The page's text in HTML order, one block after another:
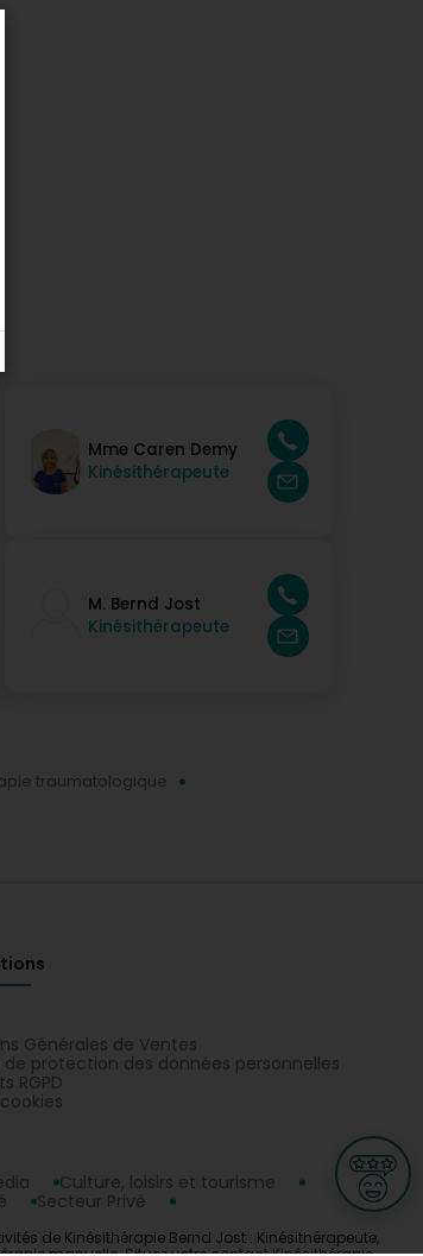
Mme Caren Demy
Kinésithérapeute
M. Bernd Jost
Kinésithérapeute
traumatologique
Générales de Ventes
de protection des données personnelles
RGPD
Culture, loisirs et tourisme
Secteur Privé
de Kinésithérapie Bernd Jost : Kinésithérapeute,